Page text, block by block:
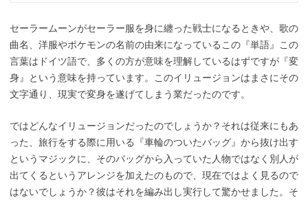
セーラームーンがセーラー服を身に纏った戦士になるときや、歌の
曲名、洋服やポケモンの名前の由来になっているこの『単語』この
言葉はドイツ語で、多くの方が意味を理解しているはずですが『変
身』という意味を持っています。このイリュージョンはまさにその
文字通り、現実で変身を遂げてしまう業だったのです。
ではどんなイリュージョンだったのでしょうか？それは従来にもあ
った、旅行をする際に用いる『車輪のついたバッグ』から抜け出す
というマジックに、そのバッグから入っていた人物ではなく別人が
出てくるというアレンジを加えたのもので、現在ではよく見るので
はないでしょうか？彼はそれを編み出し実行して驚かせました。そ